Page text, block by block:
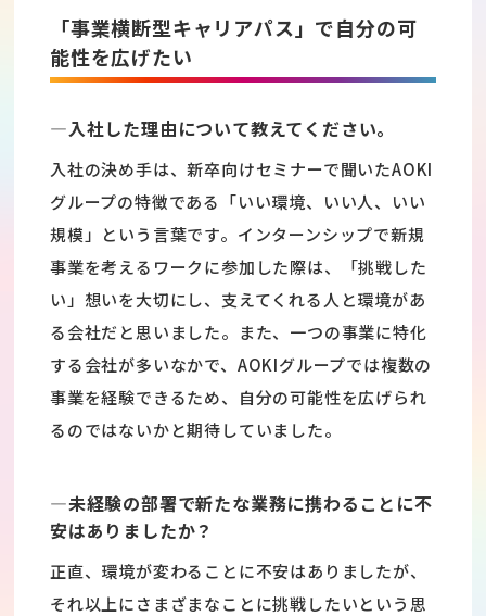
「事業横断型キャリアパス」で自分の可
能性を広げたい
―入社した理由について教えてください。
入社の決め手は、新卒向けセミナーで聞いたAOKI
グループの特徴である「いい環境、いい人、いい
規模」という言葉です。インターンシップで新規
事業を考えるワークに参加した際は、「挑戦した
い」想いを大切にし、支えてくれる人と環境があ
る会社だと思いました。また、一つの事業に特化
する会社が多いなかで、AOKIグループでは複数の
事業を経験できるため、自分の可能性を広げられ
るのではないかと期待していました。
―未経験の部署で新たな業務に携わることに不
安はありましたか？
正直、環境が変わることに不安はありましたが、
それ以上にさまざまなことに挑戦したいという思